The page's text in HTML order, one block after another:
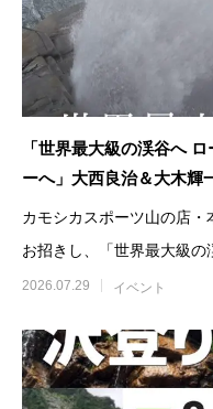
「世界最大級の渓谷へ
ーへ」大西良治＆大木輝
カモシカスポーツ山の店
お招きし、「世界最大級
ーカンシーへ」と題した
2026.07.29 イベント